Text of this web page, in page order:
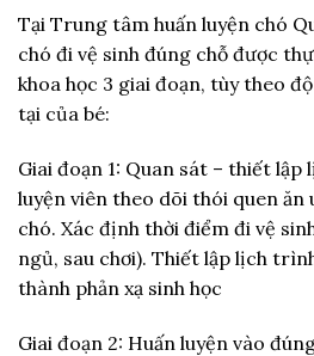
Tại Trung tâm huấn luyện chó
chó đi vệ sinh đúng chỗ được
khoa học 3 giai đoạn, tùy theo
tại của bé:
Giai đoạn 1: Quan sát – thiết lập
luyện viên theo dõi thói quen ăn
chó. Xác định thời điểm đi vệ
ngủ, sau chơi). Thiết lập lịch
thành phản xạ sinh học
Giai đoạn 2: Huấn luyện vào